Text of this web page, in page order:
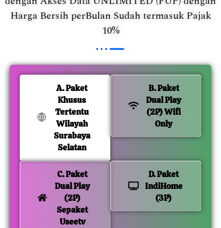
Harga Bersih perBulan Sudah termasuk Pajak
10%
A. Paket
Khusus
Tertentu
Wilayah
Surabaya
Selatan
B. Paket
Dual Play
(2P) Wifi
Only
C. Paket
Dual Play
(2P)
Sepaket
Useetv
D. Paket
IndiHome
(3P)